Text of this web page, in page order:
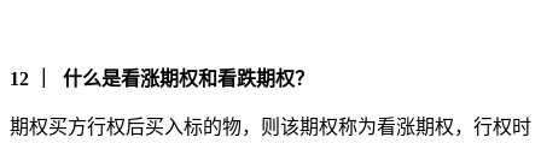
12 ｜ 什么是看涨期权和看跌期权？
期权买方行权后买入标的物，则该期权称为看涨期权，行权时